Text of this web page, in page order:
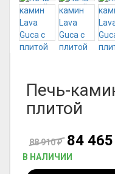
Печь-
плитой
88 910₽ 84 465
В НАЛИЧИИ